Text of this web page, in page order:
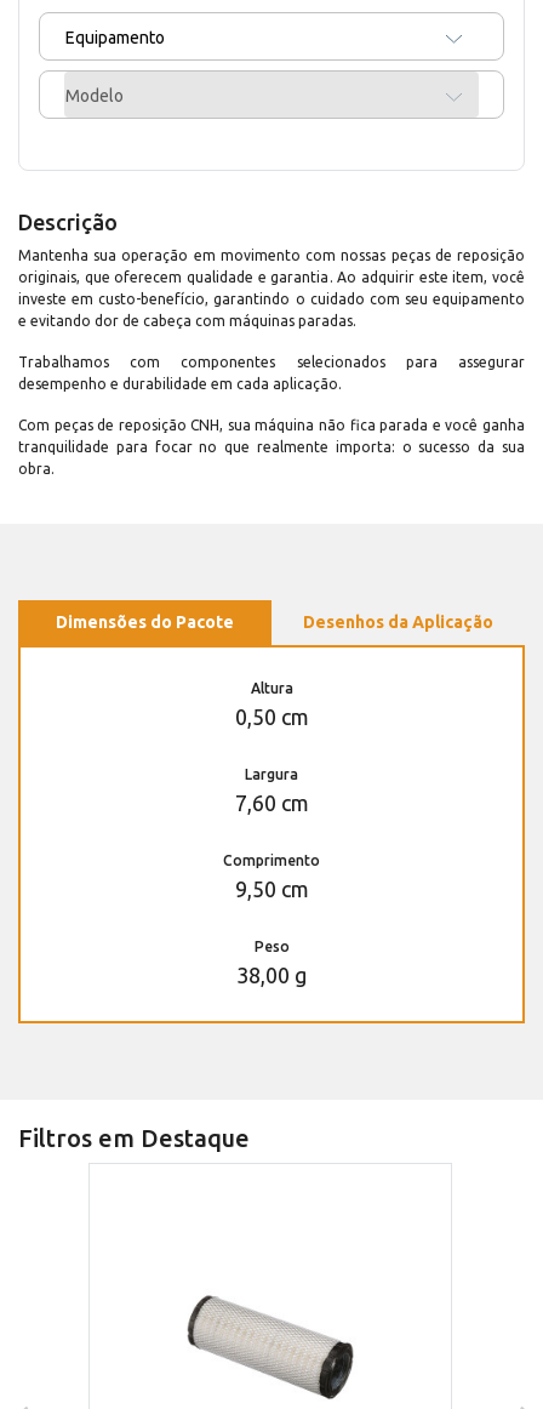
Equipamento
Modelo
Descrição
Mantenha sua operação em movimento com nossas peças de reposição
originais, que oferecem qualidade e garantia. Ao adquirir este item, você
investe em custo-benefício, garantindo o cuidado com seu equipamento
e evitando dor de cabeça com máquinas paradas.
Trabalhamos com componentes selecionados para assegurar
desempenho e durabilidade em cada aplicação.
Com peças de reposição CNH, sua máquina não fica parada e você ganha
tranquilidade para focar no que realmente importa: o sucesso da sua
obra.
Dimensões do Pacote Desenhos da Aplicação
Altura
0,50 cm
Largura
7,60 cm
Comprimento
9,50 cm
Peso
38,00 g
Filtros em Destaque